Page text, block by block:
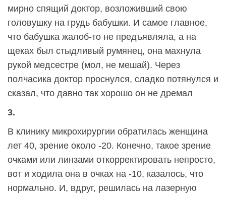
мирно спящий доктор, возложивший свою
головушку на грудь бабушки. И самое главное,
что бабушка жалоб-то не предъявляла, а на
щеках был стыдливый румянец, она махнула
рукой медсестре (мол, не мешай). Через
полчасика доктор проснулся, сладко потянулся и
сказал, что давно так хорошо он не дремал
3.
В клинику микрохирургии обратилась женщина
лет 40, зрение около -20. Конечно, такое зрение
очками или линзами откорректировать непросто,
вот и ходила она в очках на -10, казалось, что
нормально. И, вдруг, решилась на лазерную